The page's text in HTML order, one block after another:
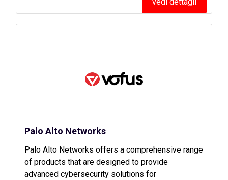
vedi dettagli
Palo Alto Networks
Palo Alto Networks offers a comprehensive range
of products that are designed to provide
advanced cybersecurity solutions for